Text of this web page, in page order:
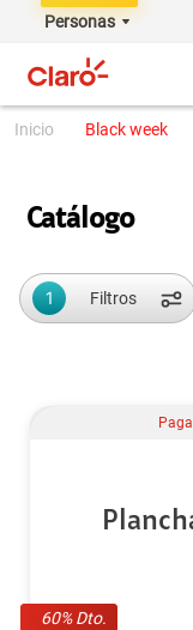
Personas
black week
Catálogo
1 Filtros
60% Dto.